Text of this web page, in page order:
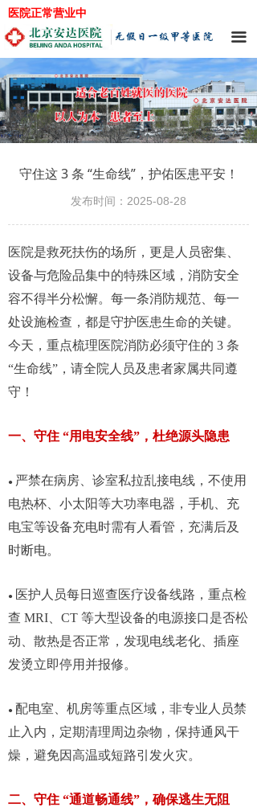
끀
医院正常营业中
守住这 3 条 “生命线”，护佑医患平安！
医院是救死扶伤的场所，更是人员密集、
设备与危险品集中的特殊区域，消防安全
容不得半分松懈。每一条消防规范、每一
处设施检查，都是守护医患生命的关键。
今天，重点梳理医院消防必须守住的 3 条
“生命线”，请全院人员及患者家属共同遵
守！
一、守住 “用电安全线”，杜绝源头隐患
● 严禁在病房、诊室私拉乱接电线，不使用
电热杯、小太阳等大功率电器，手机、充
电宝等设备充电时需有人看管，充满后及
时断电。
● 医护人员每日巡查医疗设备线路，重点检
查 MRI、CT 等大型设备的电源接口是否松
动、散热是否正常，发现电线老化、插座
发烫立即停用并报修。
● 配电室、机房等重点区域，非专业人员禁
止入内，定期清理周边杂物，保持通风干
燥，避免因高温或短路引发火灾。
二、守住 “通道畅通线”，确保逃生无阻
发布时间： 2025-08-28